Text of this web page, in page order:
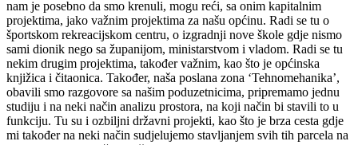
nam je posebno da smo krenuli, mogu reći, sa onim kapitalnim
projektima, jako važnim projektima za našu općinu. Radi se tu o
športskom rekreacijskom centru, o izgradnji nove škole gdje nismo
sami dionik nego sa županijom, ministarstvom i vladom. Radi se tu
nekim drugim projektima, također važnim, kao što je općinska
knjižica i čitaonica. Također, naša poslana zona ‘Tehnomehanika’,
obavili smo razgovore sa našim poduzetnicima, pripremamo jednu
studiju i na neki način analizu prostora, na koji način bi stavili to u
funkciju. Tu su i ozbiljni državni projekti, kao što je brza cesta gdje
mi također na neki način sudjelujemo stavljanjem svih tih parcela na